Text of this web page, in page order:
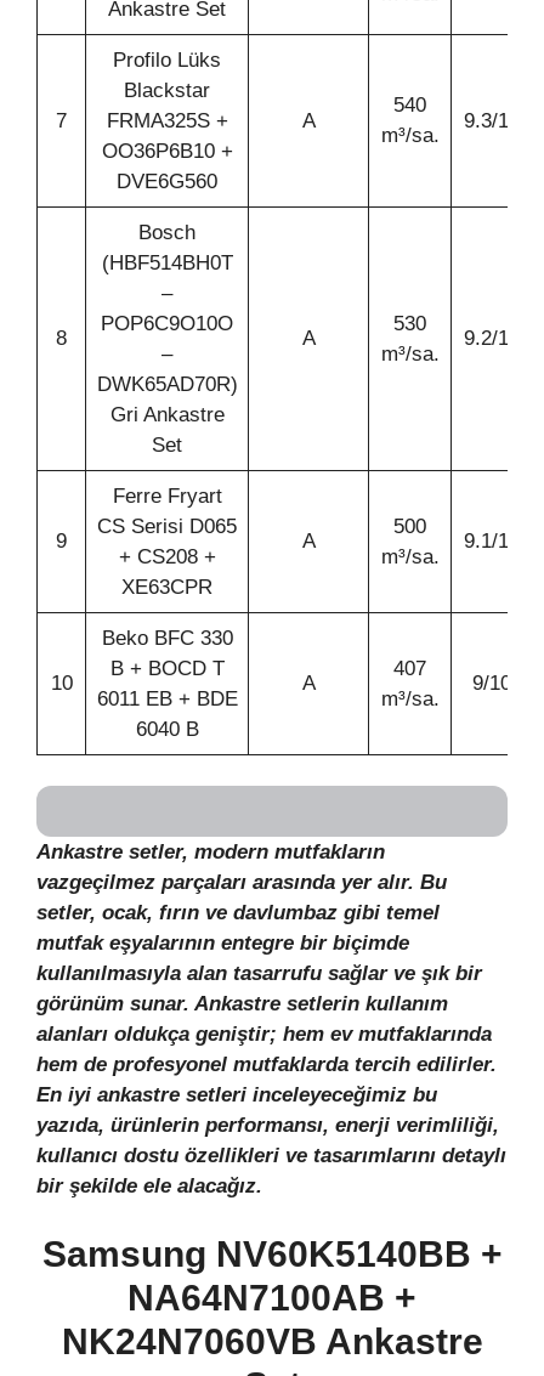
Ankastre Set
7
Profilo Lüks
Blackstar
FRMA325S +
OO36P6B10 +
DVE6G560
A
540
m³/sa.
9.3/10
8
Bosch
(HBF514BH0T
–
POP6C9O10O
–
DWK65AD70R)
Gri Ankastre
Set
A
530
m³/sa.
9.2/10
9
Ferre Fryart
CS Serisi D065
+ CS208 +
XE63CPR
A
500
m³/sa.
9.1/10
10
Beko BFC 330
B + BOCD T
6011 EB + BDE
6040 B
A
407
m³/sa.
9/10
Ankastre setler, modern mutfakların
vazgeçilmez parçaları arasında yer alır. Bu
setler, ocak, fırın ve davlumbaz gibi temel
mutfak eşyalarının entegre bir biçimde
kullanılmasıyla alan tasarrufu sağlar ve şık bir
görünüm sunar. Ankastre setlerin kullanım
alanları oldukça geniştir; hem ev mutfaklarında
hem de profesyonel mutfaklarda tercih edilirler.
En iyi ankastre setleri inceleyeceğimiz bu
yazıda, ürünlerin performansı, enerji verimliliği,
kullanıcı dostu özellikleri ve tasarımlarını detaylı
bir şekilde ele alacağız.
Samsung NV60K5140BB +
NA64N7100AB +
NK24N7060VB Ankastre